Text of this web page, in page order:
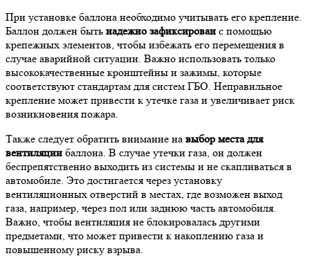
При установке баллона необходимо учитывать его крепление.
Баллон должен быть надежно зафиксирован с помощью
крепежных элементов, чтобы избежать его перемещения в
случае аварийной ситуации. Важно использовать только
высококачественные кронштейны и зажимы, которые
соответствуют стандартам для систем ГБО. Неправильное
крепление может привести к утечке газа и увеличивает риск
возникновения пожара.
Также следует обратить внимание на выбор места для
вентиляции баллона. В случае утечки газа, он должен
беспрепятственно выходить из системы и не скапливаться в
автомобиле. Это достигается через установку
вентиляционных отверстий в местах, где возможен выход
газа, например, через пол или заднюю часть автомобиля.
Важно, чтобы вентиляция не блокировалась другими
предметами, что может привести к накоплению газа и
повышенному риску взрыва.